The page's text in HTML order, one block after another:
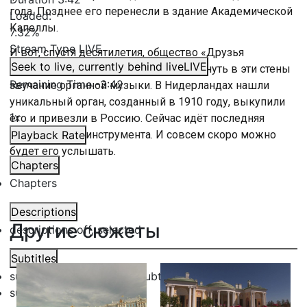
Loaded:
7.32%
Stream Type LIVE
Seek to live, currently behind liveLIVE
Remaining Time-3:42
1x
Playback Rate
Chapters
Chapters
Descriptions
descriptions off, selected
Subtitles
subtitles settings
, opens subtitles settings dialog
subtitles off
, selected
года. Позднее его перенесли в здание Академической
Капеллы.
И вот, спустя десятилетия, общество «Друзья
Петербурга» нашло возможность вернуть в эти стены
звучание органной музыки. В Нидерландах нашли
уникальный орган, созданный в 1910 году, выкупили
его и привезли в Россию. Сейчас идёт последняя
стадия сборки инструмента. И совсем скоро можно
будет его услышать.
Другие сюжеты